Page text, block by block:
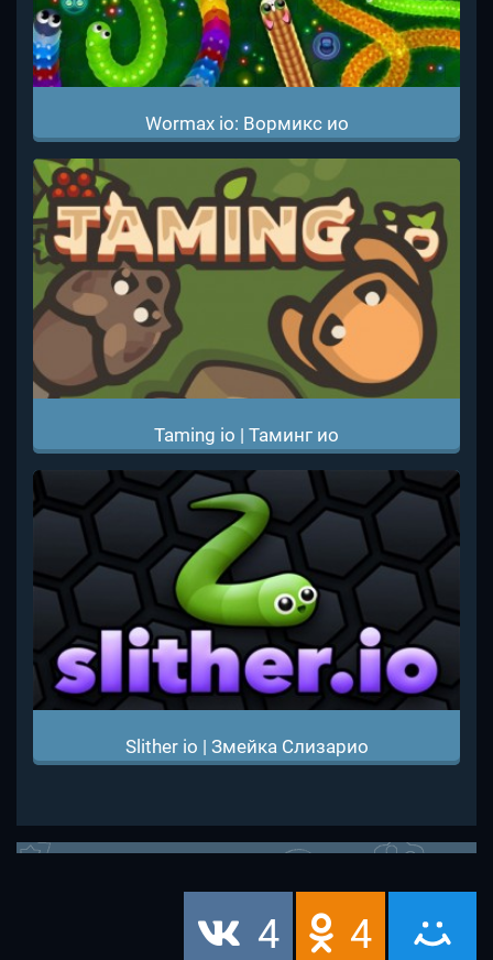
Wormax io: Вормикс ио
Taming io | Таминг ио
Slither io | Змейка Слизарио
4 4